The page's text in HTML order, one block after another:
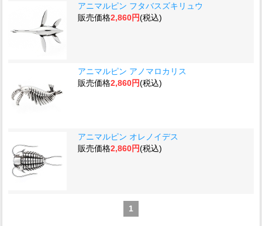
アニマルピン フタバスズキリュウ
販売価格2,860円(税込)
アニマルピン アノマロカリス
販売価格2,860円(税込)
アニマルピン オレノイデス
販売価格2,860円(税込)
1